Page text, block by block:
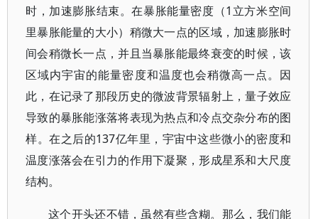
时，加速膨胀结束。在暴胀能量密度（1立方米空间
里暴胀能量的大小）稍微大一点的区域，加速膨胀时
间会稍微长一点，并且当暴胀能最终衰变的时候，该
区域内宇宙的能量密度和温度也会稍微高一点。因
此，在记录了那段历史的微波背景辐射上，量子效应
导致的暴胀能涨落将表现为热点和冷点交杂分布的图
样。在之后的137亿年里，宇宙中这些微小的密度和
温度涨落会在引力的作用下凝聚，形成星系和大尺度
结构。
这个开头还不错，虽然有些含糊。那么，我们能